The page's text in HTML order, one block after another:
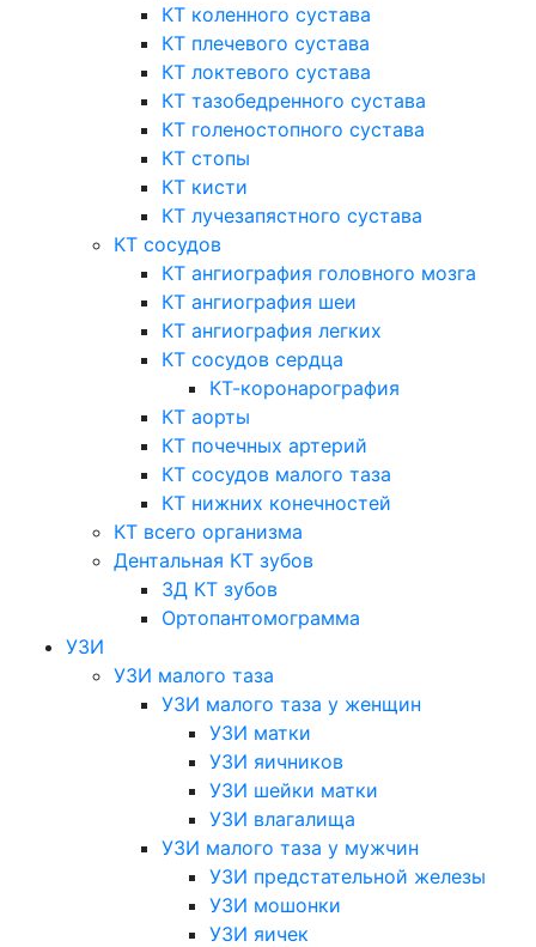
КТ коленного сустава
КТ плечевого сустава
КТ локтевого сустава
КТ тазобедренного сустава
КТ голеностопного сустава
КТ стопы
КТ кисти
КТ лучезапястного сустава
КТ сосудов
КТ ангиография головного мозга
КТ ангиография шеи
КТ ангиография легких
КТ сосудов сердца
КТ-коронарография
КТ аорты
КТ почечных артерий
КТ сосудов малого таза
КТ нижних конечностей
КТ всего организма
Дентальная КТ зубов
3Д КТ зубов
Ортопантомограмма
УЗИ
УЗИ малого таза
УЗИ малого таза у женщин
УЗИ матки
УЗИ яичников
УЗИ шейки матки
УЗИ влагалища
УЗИ малого таза у мужчин
УЗИ предстательной железы
УЗИ мошонки
УЗИ яичек